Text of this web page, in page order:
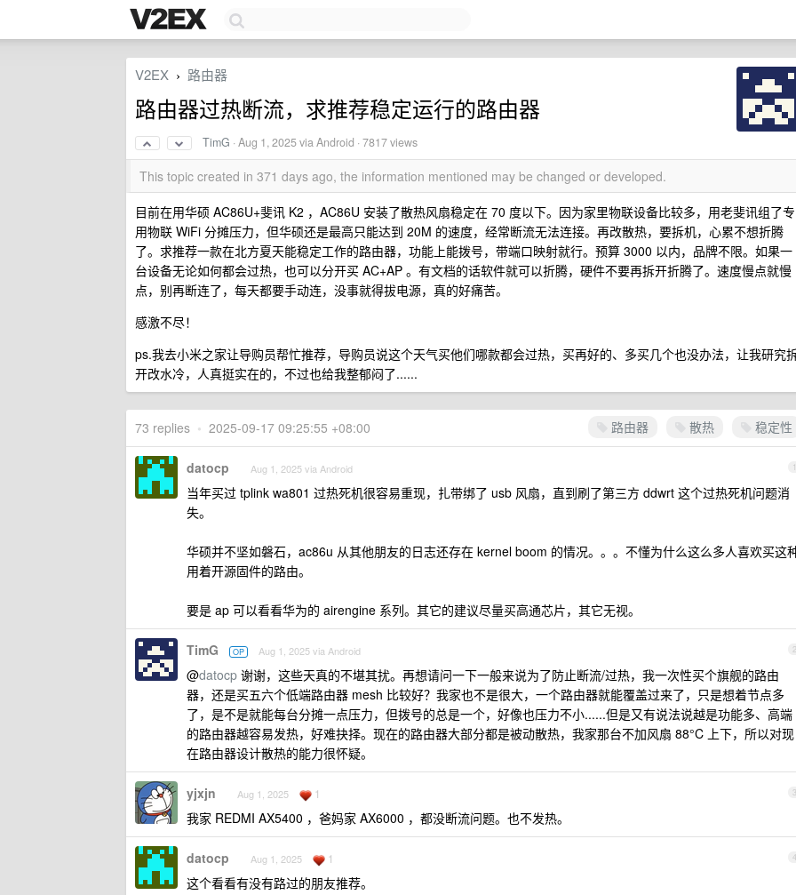
V2EX › 路由器
路由器过热断流，求推荐稳定运行的路由器
TimG ·Aug 1, 2025via Android · 7817 views
This topic created in 371 days ago, the information mentioned may be changed or developed.
目前在用华硕 AC86U+斐讯 K2 ，AC86U 安装了散热风扇稳定在 70 度以下。因为家里物联设备比较多，用老斐讯组了专
用物联 WiFi 分摊压力，但华硕还是最高只能达到 20M 的速度，经常断流无法连接。再改散热，要拆机，心累不想折腾
了。求推荐一款在北方夏天能稳定工作的路由器，功能上能拨号，带端口映射就行。预算 3000 以内，品牌不限。如果一
台设备无论如何都会过热，也可以分开买 AC+AP 。有文档的话软件就可以折腾，硬件不要再拆开折腾了。速度慢点就慢
点，别再断连了，每天都要手动连，没事就得拔电源，真的好痛苦。
感激不尽！
ps.我去小米之家让导购员帮忙推荐，导购员说这个天气买他们哪款都会过热，买再好的、多买几个也没办法，让我研究
开改水冷，人真挺实在的，不过也给我整郁闷了......
路由器 散热 稳定性
73 replies • 2025-09-17 09:25:55 +08:00
1
datocp Aug 1, 2025 via Android
当年买过 tplink wa801 过热死机很容易重现，扎带绑了 usb 风扇，直到刷了第三方 ddwrt 这个过热死机问题消
失。
华硕并不坚如磐石，ac86u 从其他朋友的日志还存在 kernel boom 的情况。。。不懂为什么这么多人喜欢买这
用着开源固件的路由。
要是 ap 可以看看华为的 airengine 系列。其它的建议尽量买高通芯片，其它无视。
2
TimG OP Aug 1, 2025 via Android
@datocp 谢谢，这些天真的不堪其扰。再想请问一下一般来说为了防止断流/过热，我一次性买个旗舰的路由
器，还是买五六个低端路由器 mesh 比较好？我家也不是很大，一个路由器就能覆盖过来了，只是想着节点多
了，是不是就能每台分摊一点压力，但拨号的总是一个，好像也压力不小......但是又有说法说越是功能多、高端
的路由器越容易发热，好难抉择。现在的路由器大部分都是被动散热，我家那台不加风扇 88°C 上下，所以对现
在路由器设计散热的能力很怀疑。
3
yjxjn Aug 1, 2025 1
我家 REDMI AX5400 ，爸妈家 AX6000 ，都没断流问题。也不发热。
4
datocp Aug 1, 2025 1
这个看看有没有路过的朋友推荐。